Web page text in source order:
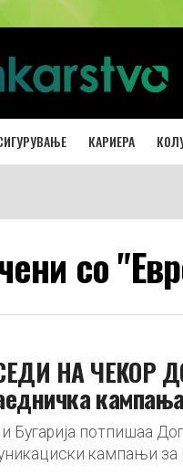
КАРИЕРА
со
НА ЧЕКОР
Бугарија потпишаа
кампањи за